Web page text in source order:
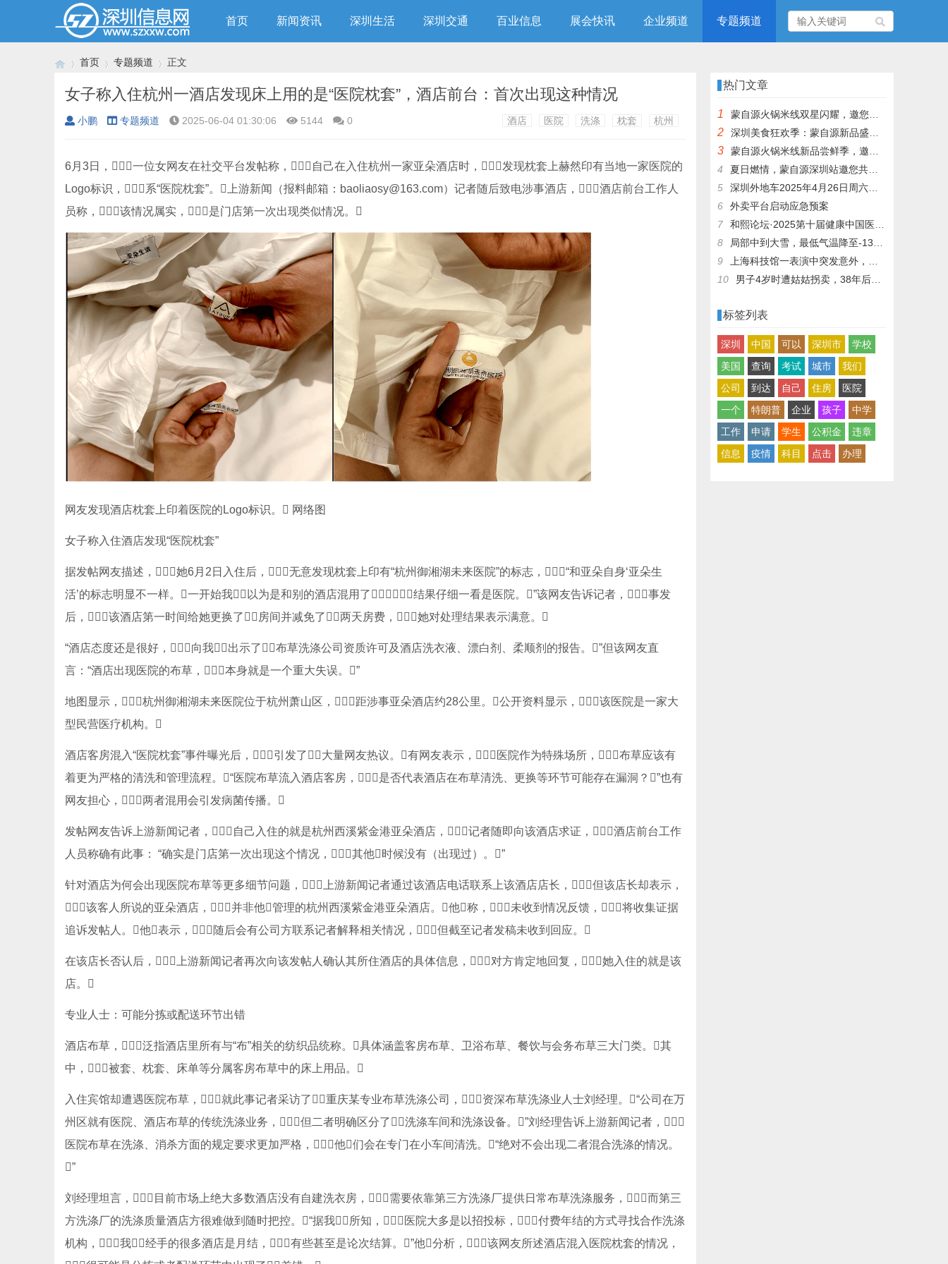
首页 新闻资讯 深圳生活 深圳交通 百业信息 展会快讯 企业频道 专题频道
›
首页 专题频道
›
正文
女子称入住杭州一酒店发现床上用的是“医院枕套”，酒店前台：首次出现这种情况
小鹏 专题频道 2025-06-04 01:30:06 5144 0 酒店 医院 洗涤 枕套 杭州
6月3日，一位女网友在社交平台发帖称，自己在入住杭州一家亚朵酒店时，发现枕套上赫然印有当地一家医院的
Logo标识，系“医院枕套”。上游新闻（报料邮箱：baoliaosy@163.com）记者随后致电涉事酒店，酒店前台工作人
员称，该情况属实，是门店第一次出现类似情况。
网友发现酒店枕套上印着医院的Logo标识。 网络图
女子称入住酒店发现“医院枕套”
据发帖网友描述，她6月2日入住后，无意发现枕套上印有“杭州御湘湖未来医院”的标志，“和亚朵自身‘亚朵生
活’的标志明显不一样。一开始我以为是和别的酒店混用了，结果仔细一看是医院。”该网友告诉记者，事发
后，该酒店第一时间给她更换了房间并减免了两天房费，她对处理结果表示满意。
“酒店态度还是很好，向我出示了布草洗涤公司资质许可及酒店洗衣液、漂白剂、柔顺剂的报告。”但该网友直
言：“酒店出现医院的布草，本身就是一个重大失误。”
地图显示，杭州御湘湖未来医院位于杭州萧山区，距涉事亚朵酒店约28公里。公开资料显示，该医院是一家大
型民营医疗机构。
酒店客房混入“医院枕套”事件曝光后，引发了大量网友热议。有网友表示，医院作为特殊场所，布草应该有
着更为严格的清洗和管理流程。“医院布草流入酒店客房，是否代表酒店在布草清洗、更换等环节可能存在漏洞？”也有
网友担心，两者混用会引发病菌传播。
发帖网友告诉上游新闻记者，自己入住的就是杭州西溪紫金港亚朵酒店，记者随即向该酒店求证，酒店前台工作
人员称确有此事： “确实是门店第一次出现这个情况，其他时候没有（出现过）。”
针对酒店为何会出现医院布草等更多细节问题，上游新闻记者通过该酒店电话联系上该酒店店长，但该店长却表示，
该客人所说的亚朵酒店，并非他管理的杭州西溪紫金港亚朵酒店。他称，未收到情况反馈，将收集证据
追诉发帖人。他表示，随后会有公司方联系记者解释相关情况，但截至记者发稿未收到回应。
在该店长否认后，上游新闻记者再次向该发帖人确认其所住酒店的具体信息，对方肯定地回复，她入住的就是该
店。
专业人士：可能分拣或配送环节出错
酒店布草，泛指酒店里所有与“布”相关的纺织品统称。具体涵盖客房布草、卫浴布草、餐饮与会务布草三大门类。其
中，被套、枕套、床单等分属客房布草中的床上用品。
入住宾馆却遭遇医院布草，就此事记者采访了重庆某专业布草洗涤公司，资深布草洗涤业人士刘经理。“公司在万
州区就有医院、酒店布草的传统洗涤业务，但二者明确区分了洗涤车间和洗涤设备。”刘经理告诉上游新闻记者，
医院布草在洗涤、消杀方面的规定要求更加严格，他们会在专门在小车间清洗。“绝对不会出现二者混合洗涤的情况。
”
刘经理坦言，目前市场上绝大多数酒店没有自建洗衣房，需要依靠第三方洗涤厂提供日常布草洗涤服务，而第三
方洗涤厂的洗涤质量酒店方很难做到随时把控。“据我所知，医院大多是以招投标，付费年结的方式寻找合作洗涤
机构，我经手的很多酒店是月结，有些甚至是论次结算。”他分析，该网友所述酒店混入医院枕套的情况，
热门文章
1 蒙自源火锅米线双星闪耀，邀您共享辣爽夏日盛宴！
2 深圳美食狂欢季：蒙自源新品盛宴邀您品尝
3
蒙自源火锅米线新品尝鲜季，邀您共享味蕾盛宴！
4
夏日燃情，蒙自源深圳站邀您共赴美食盛宴！
5
深圳外地车2025年4月26日周六限行吗
6
外卖平台启动应急预案
7
和熙论坛·2025第十届健康中国医药连锁发展论坛在泰州举办
8
局部中到大雪，最低气温降至-13℃，济南今冬的第一场雪，或跟去年同一时间！
9
上海科技馆一表演中突发意外，机器人从高处坠落摔毁
10
男子4岁时遭姑姑拐卖，38年后终回家认亲！聋哑父母苦寻多年，母亲已抱憾离世丨红星寻人
标签列表
深圳 中国 可以 深圳市
学校
美国
查询 考试 城市
我们
公司
到达 自己 住房
医院
一个
特朗普 企业 孩子
中学
工作
申请 学生 公积金
违章
信息
疫情 科目 点击 办理